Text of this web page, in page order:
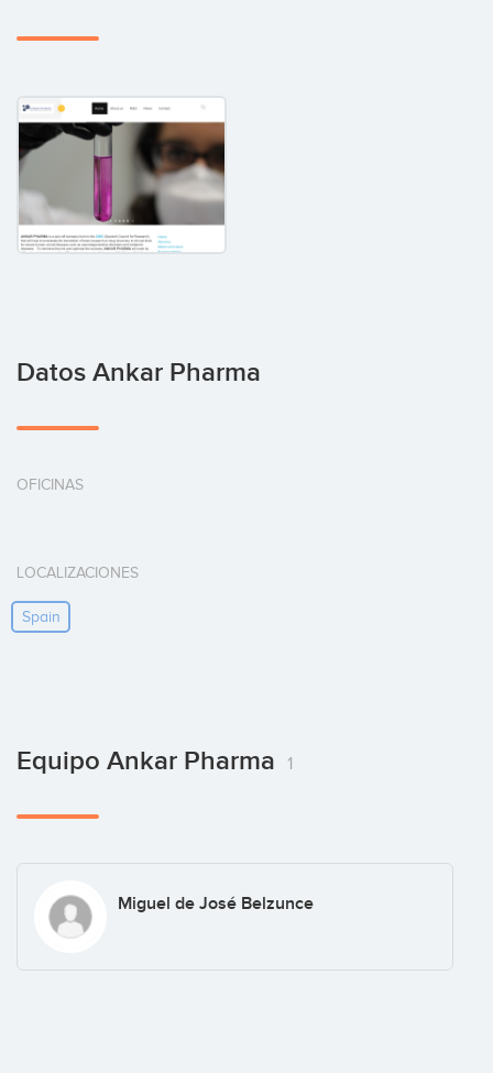
Datos Ankar Pharma
OFICINAS
LOCALIZACIONES
Spain
Equipo Ankar Pharma 1
Miguel de José Belzunce